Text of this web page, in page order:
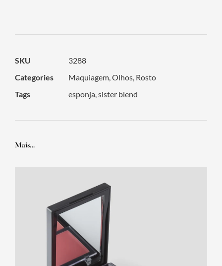
SKU
3288
Categories
Maquiagem Olhos Rosto
Tags
esponja sister blend
Mais...